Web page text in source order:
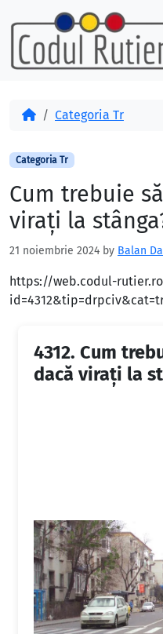
Skip to content
Skip to footer
AcasăCategoria Tr
Categoria Tr
Cum trebuie
virați la
21 noiembrie 2024 by Balan
https://web.codul-
4312. Cum
dacă virați la